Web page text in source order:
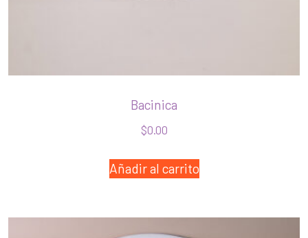
Bacinica
$0.00
Añadir al carrito